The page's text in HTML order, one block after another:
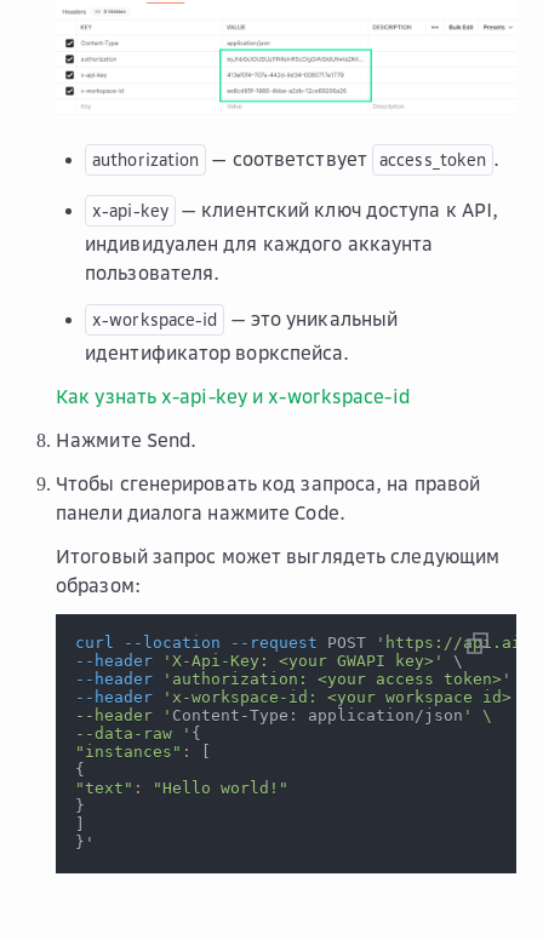
authorization — соответствует access_token .
x-api-key
— клиентский ключ доступа к API,
индивидуален для каждого аккаунта
пользователя.
x-workspace-id
— это уникальный
идентификатор воркспейса.
Как узнать x-api-key и x-workspace-id
Нажмите Send.
Чтобы сгенерировать код запроса, на правой
панели диалога нажмитеCode.
Итоговый запрос может выглядеть следующим
образом:
curl --location --request POST
'https://
--header
'X-Api-Key: <your GWAPI key>'
\
--header
'authorization: <your access token>'
--header
'x-workspace-id: <your workspace id> \
--header ' Content-Type: application/json ' \
--data-raw ' {
"instances" :
{
"text" :
"Hello world!"
}
} '